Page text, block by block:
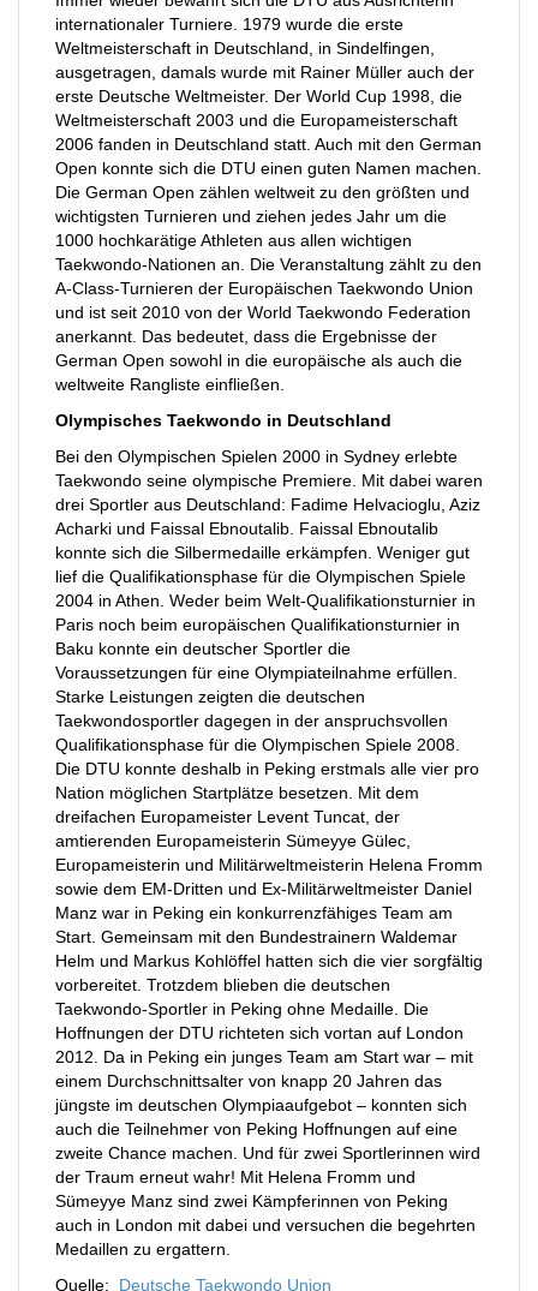
internationaler Turniere. 1979 wurde die erste
Weltmeisterschaft in Deutschland, in Sindelfingen,
ausgetragen, damals wurde mit Rainer Müller auch der
erste Deutsche Weltmeister. Der World Cup 1998, die
Weltmeisterschaft 2003 und die Europameisterschaft
2006 fanden in Deutschland statt. Auch mit den German
Open konnte sich die DTU einen guten Namen machen.
Die German Open zählen weltweit zu den größten und
wichtigsten Turnieren und ziehen jedes Jahr um die
1000 hochkarätige Athleten aus allen wichtigen
Taekwondo-Nationen an. Die Veranstaltung zählt zu den
A-Class-Turnieren der Europäischen Taekwondo Union
und ist seit 2010 von der World Taekwondo Federation
anerkannt. Das bedeutet, dass die Ergebnisse der
German Open sowohl in die europäische als auch die
weltweite Rangliste einfließen.
Olympisches Taekwondo in Deutschland
Bei den Olympischen Spielen 2000 in Sydney erlebte
Taekwondo seine olympische Premiere. Mit dabei waren
drei Sportler aus Deutschland: Fadime Helvacioglu, Aziz
Acharki und Faissal Ebnoutalib. Faissal Ebnoutalib
konnte sich die Silbermedaille erkämpfen. Weniger gut
lief die Qualifikationsphase für die Olympischen Spiele
2004 in Athen. Weder beim Welt-Qualifikationsturnier in
Paris noch beim europäischen Qualifikationsturnier in
Baku konnte ein deutscher Sportler die
Voraussetzungen für eine Olympiateilnahme erfüllen.
Starke Leistungen zeigten die deutschen
Taekwondosportler dagegen in der anspruchsvollen
Qualifikationsphase für die Olympischen Spiele 2008.
Die DTU konnte deshalb in Peking erstmals alle vier pro
Nation möglichen Startplätze besetzen. Mit dem
dreifachen Europameister Levent Tuncat, der
amtierenden Europameisterin Sümeyye Gülec,
Europameisterin und Militärweltmeisterin Helena Fromm
sowie dem EM-Dritten und Ex-Militärweltmeister Daniel
Manz war in Peking ein konkurrenzfähiges Team am
Start. Gemeinsam mit den Bundestrainern Waldemar
Helm und Markus Kohlöffel hatten sich die vier sorgfältig
vorbereitet. Trotzdem blieben die deutschen
Taekwondo-Sportler in Peking ohne Medaille. Die
Hoffnungen der DTU richteten sich vortan auf London
2012. Da in Peking ein junges Team am Start war – mit
einem Durchschnittsalter von knapp 20 Jahren das
jüngste im deutschen Olympiaaufgebot – konnten sich
auch die Teilnehmer von Peking Hoffnungen auf eine
zweite Chance machen. Und für zwei Sportlerinnen wird
der Traum erneut wahr! Mit Helena Fromm und
Sümeyye Manz sind zwei Kämpferinnen von Peking
auch in London mit dabei und versuchen die begehrten
Medaillen zu ergattern.
Quelle: Deutsche Taekwondo Union